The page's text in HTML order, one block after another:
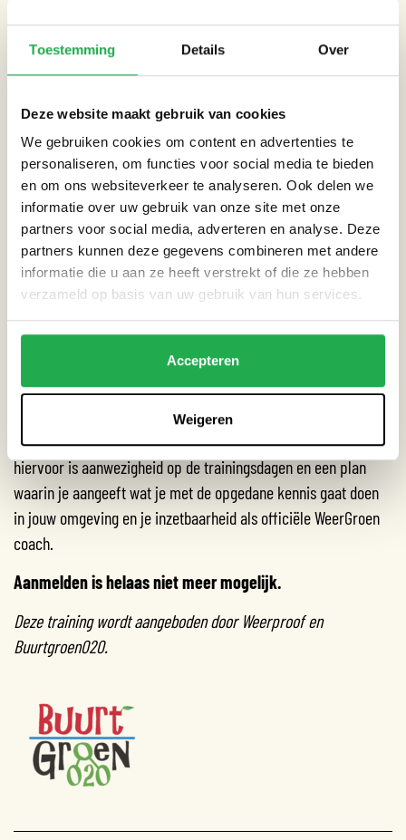
Toestemming Details Over
Deze website maakt gebruik van cookies
We gebruiken cookies om content en advertenties te
personaliseren, om functies voor social media te bieden
en om ons websiteverkeer te analyseren. Ook delen we
informatie over uw gebruik van onze site met onze
partners voor social media, adverteren en analyse. Deze
partners kunnen deze gegevens combineren met andere
informatie die u aan ze heeft verstrekt of die ze hebben
verzameld op basis van uw gebruik van hun services.
Accepteren
Weigeren
zich in wil zetten voor een groene en klimaatbestendige
stad;
Beschikbaar op alle trainingsmomenten;
actieplan te schrijven hoe je dit gaat doen;
Data, tijden en locatie
Trainingsdag 1: woensdag 2 oktober 18.30 tot 21.00 uur
Trainingsdag 2: woensdag 9 oktober 18.30 tot 21.00 uur
Trainingsdag 3: zaterdag 19 oktober 9.30 tot 16.00 uur
Trainingsdag 1 en 2 vinden plaats in het Hugo de Vries
Gebouw
Trainingsdag 3 vindt plaats bij De VerbroederIJ
Kosten
De training wordt kosteloos aangeboden. De tegenprestatie
hiervoor is aanwezigheid op de trainingsdagen en een plan
waarin je aangeeft wat je met de opgedane kennis gaat doen
in jouw omgeving en je inzetbaarheid als officiële WeerGroen
coach.
Aanmelden is helaas niet meer mogelijk.
Deze training wordt aangeboden door Weerproof en
Buurtgroen020.